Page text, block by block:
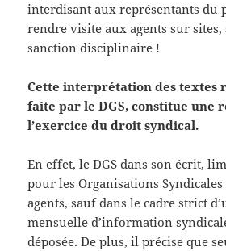
interdisant aux représentants du
rendre visite aux agents sur sites,
sanction disciplinaire !
Cette interprétation des textes
faite par le DGS, constitue une
l’exercice du droit syndical.
En effet, le DGS dans son écrit,
pour les Organisations
agents, sauf dans le cadre strict
mensuelle d’information
déposée. De plus, il précise que